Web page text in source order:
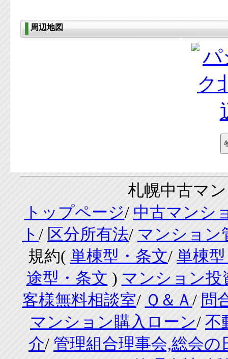
周辺地図
札幌中古マ
トップページ/ 中古マンシ
ト / 区分所有法/ マンション
規約( 単棟型・条文/ 単棟
途型・条文 ) マンション投
客様無料相談室/ Ｑ＆Ａ / 問
マンション購入ローン/ 不
介/ 管理組合理事会,総会の